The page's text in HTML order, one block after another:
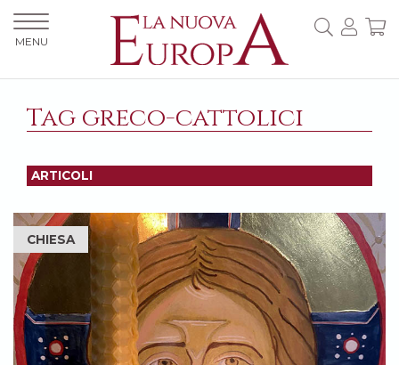
Tag greco-cattolici
ARTICOLI
CHIESA
MENU